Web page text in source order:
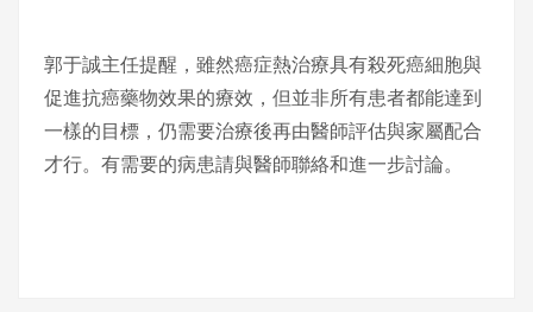
郭于誠主任提醒，雖然癌症熱治療具有殺死癌細胞與
促進抗癌藥物效果的療效，但並非所有患者都能達到
一樣的目標，仍需要治療後再由醫師評估與家屬配合
才行。有需要的病患請與醫師聯絡和進一步討論。